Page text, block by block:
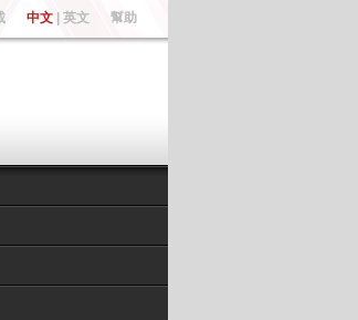
中文 英文 幫助